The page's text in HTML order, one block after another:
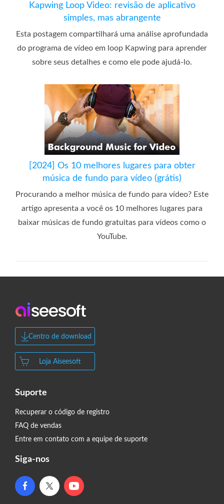
Kapwing Loop Video: revisão de aplicativo
simples, mas abrangente
Esta postagem compartilhará uma análise aprofundada
do programa de vídeo em loop Kapwing para aprender
sobre seus detalhes e como ele pode ajudá-lo.
[2024] Os 10 melhores lugares para obter
música de fundo para vídeo (grátis)
Procurando a melhor música de fundo para vídeo? Este
artigo apresenta a você os 10 melhores lugares para
baixar músicas de fundo gratuitas para vídeos como o
YouTube.
Centro de download
Loja Aiseesoft
Suporte
Recuperar o código de registro
FAQ de vendas
Entre em contato com a equipe de suporte
Siga-nos